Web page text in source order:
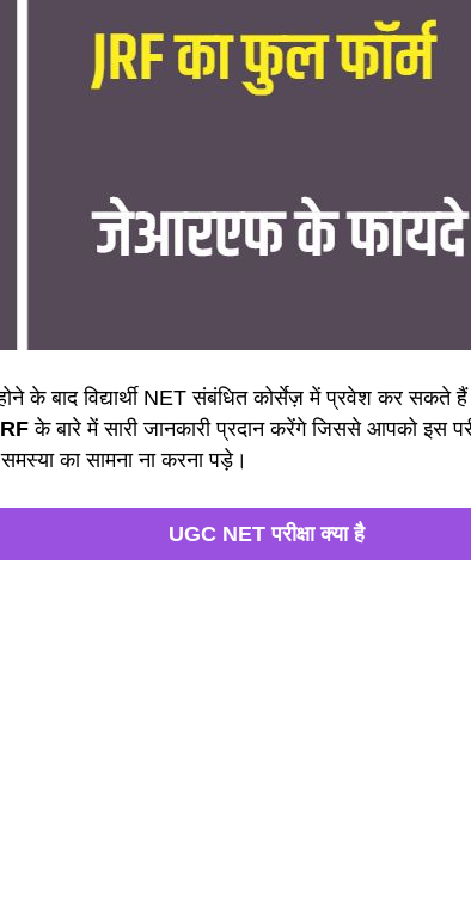
के बाद विद्यार्थी NET संबंधित कोर्सेज़ में प्रवेश कर
के बारे में सारी जानकारी प्रदान करेंगे जिससे आपको इस
का सामना ना करना पड़े।
UGC NET परीक्षा क्या है